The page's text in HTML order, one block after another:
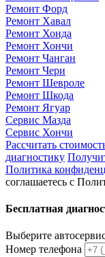
Ремонт Форд
Ремонт Хавал
Ремонт Хонда
Ремонт Хончи
Ремонт Чанган
Ремонт Чери
Ремонт Шевроле
Ремонт Шкода
Ремонт Ягуар
Сервис Мазда
Сервис Хончи
Рассчитать
диагностику
Политика
соглашаетесь с
Бесплатная
Выберите
Номер телефона